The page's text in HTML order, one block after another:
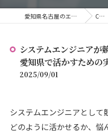
愛知県名古屋のエンジニアの求人ならVINE株式会社 COLUMN
システムエンジニアが
愛知県で活かすための
2025/09/01
システムエンジニアとして
どのように活かせるか、